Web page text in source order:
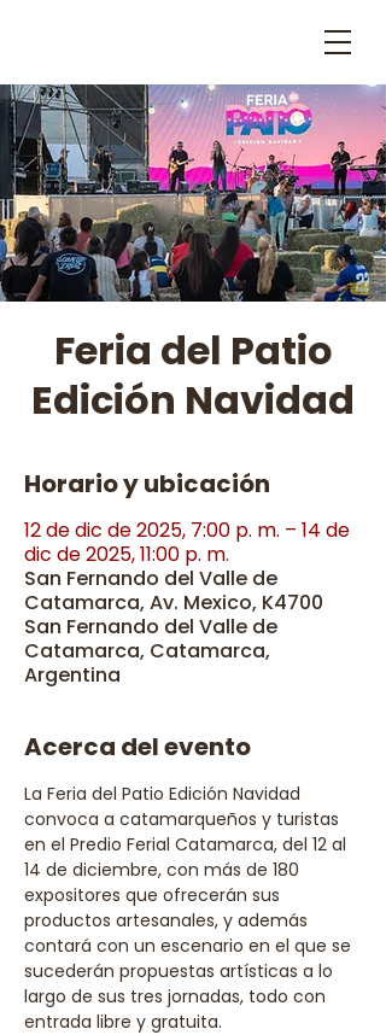
Feria del Patio
Edición Navidad
Horario y ubicación
12 de dic de 2025, 7:00 p. m. – 14 de
dic de 2025, 11:00 p. m.
San Fernando del Valle de
Catamarca, Av. Mexico, K4700
San Fernando del Valle de
Catamarca, Catamarca,
Argentina
Acerca del evento
La Feria del Patio Edición Navidad
convoca a catamarqueños y turistas
en el Predio Ferial Catamarca, del 12 al
14 de diciembre, con más de 180
expositores que ofrecerán sus
productos artesanales, y además
contará con un escenario en el que se
sucederán propuestas artísticas a lo
largo de sus tres jornadas, todo con
entrada libre y gratuita.